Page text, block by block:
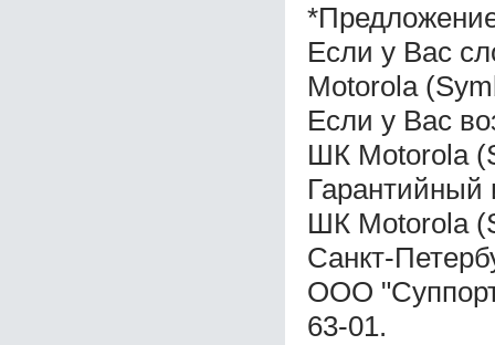
Если у Вас
Motorola
Если у Вас
ШК Motorola
Гарантийный
ШК Motorola
Санкт-
ООО
63-01.